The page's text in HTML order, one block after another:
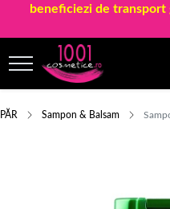
beneficiezi de transport
PĂR Sampon & Balsam